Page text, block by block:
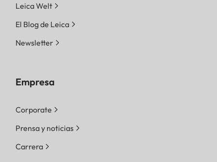
Leica Welt
El Blog de Leica
Newsletter
Empresa
Corporate
Prensa y noticias
Carrera